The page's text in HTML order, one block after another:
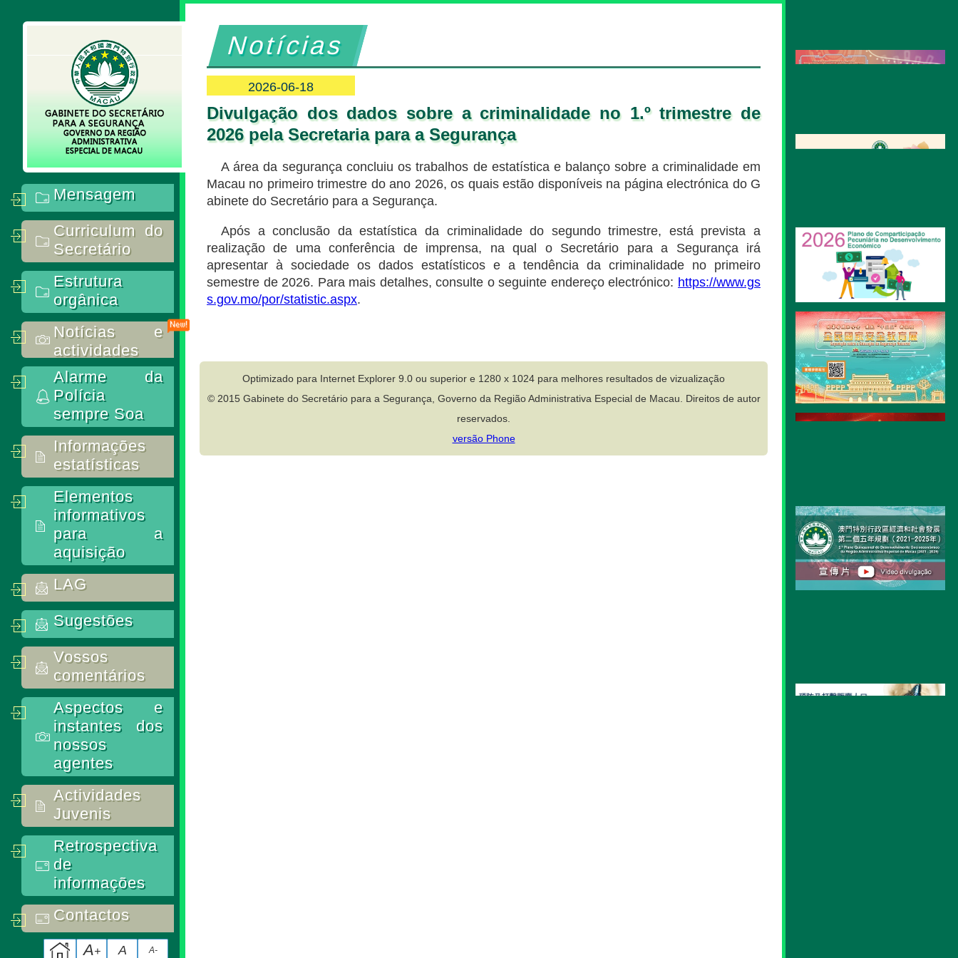
Mensagem
Curriculum do
Secretário
Estrutura
orgânica
Notícias e
actividades
Alarme da
Polícia
sempre Soa
Informações
estatísticas
Elementos
informativos
para a
aquisição
LAG
Sugestões
Vossos
comentários
Aspectos e
instantes dos
nossos
agentes
Actividades
Juvenis
Retrospectiva
de
informações
Contactos
A-
A
A+
Notícias
2026-06-18
Divulgação dos dados sobre a criminalidade no 1.º trimestre de
2026 pela Secretaria para a Segurança
A área da segurança concluiu os trabalhos de estatística e balanço sobre a criminalidade em
Macau no primeiro trimestre do ano 2026, os quais estão disponíveis na página electrónica do G
abinete do Secretário para a Segurança.
Após a conclusão da estatística da criminalidade do segundo trimestre, está prevista a
realização de uma conferência de imprensa, na qual o Secretário para a Segurança irá
apresentar à sociedade os dados estatísticos e a tendência da criminalidade no primeiro
semestre de 2026. Para mais detalhes, consulte o seguinte endereço electrónico: https://www.gs
s.gov.mo/por/statistic.aspx.
Optimizado para Internet Explorer 9.0 ou superior e 1280 x 1024 para melhores resultados de vizualização
© 2015 Gabinete do Secretário para a Segurança, Governo da Região Administrativa Especial de Macau. Direitos de autor
reservados.
versão Phone